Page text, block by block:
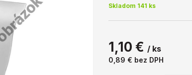
Skladom 141 ks
1,10 € / ks
0,89 € bez DPH